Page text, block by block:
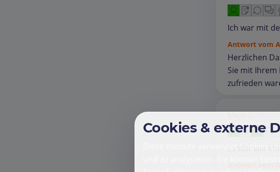
Ich war mit
Antwort vom
Herzlichen
Sie mit
zufrieden
Maja D.
Es war wie
Antwort vom
Cookies & externe
Diese Website verwendet Cookies